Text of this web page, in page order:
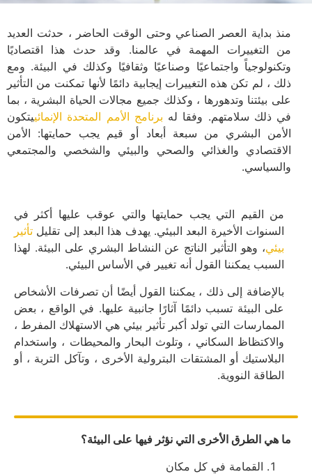
منذ بداية العصر الصناعي وحتى الوقت الحاضر ، حدثت العديد
من التغييرات المهمة في عالمنا. وقد حدث هذا اقتصاديًا
وتكنولوجياً واجتماعيًا وصناعيًا وثقافيًا وكذلك في البيئة. ومع
ذلك ، لم تكن هذه التغييرات إيجابية دائمًا لأنها تمكنت من التأثير
على بيئتنا وتدهورها ، وكذلك جميع مجالات الحياة البشرية ، بما
في ذلك سلامتهم. وفقا له برنامج الأمم المتحدة الإنمائييتكون
الأمن البشري من سبعة أبعاد أو قيم يجب حمايتها: الأمن
الاقتصادي والغذائي والصحي والبيئي والشخصي والمجتمعي
والسياسي.
من القيم التي يجب حمايتها والتي عوقب عليها أكثر في
السنوات الأخيرة البعد البيئي. يهدف هذا البعد إلى تقليل تأثير
بيئي، وهو التأثير الناتج عن النشاط البشري على البيئة. لهذا
السبب يمكننا القول أنه تغيير في الأساس البيئي.
بالإضافة إلى ذلك ، يمكننا القول أيضًا أن تصرفات الأشخاص
على البيئة تسبب دائمًا آثارًا جانبية عليها. في الواقع ، بعض
الممارسات التي تولد أكبر تأثير بيئي هي الاستهلاك المفرط ،
والاكتظاظ السكاني ، وتلوث البحار والمحيطات ، واستخدام
البلاستيك أو المشتقات البترولية الأخرى ، وتآكل التربة ، أو
الطاقة النووية.
ما هي الطرق الأخرى التي نؤثر فيها على البيئة؟
القمامة في كل مكان